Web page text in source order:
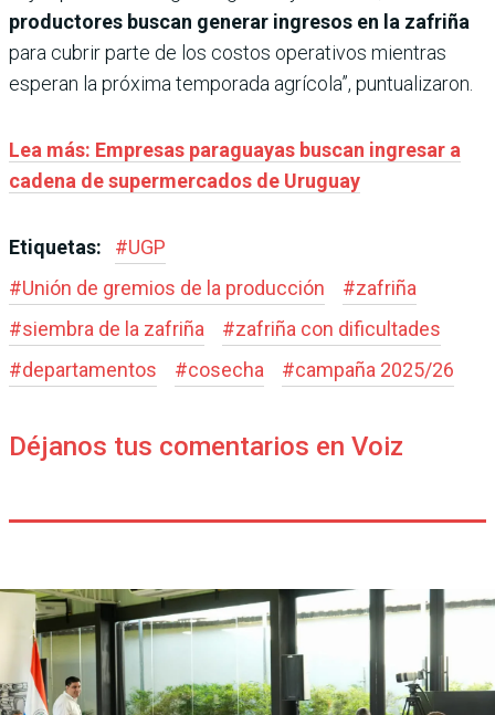
productores buscan generar ingresos en la zafriña
para cubrir parte de los costos operativos mientras
esperan la próxima temporada agrícola”, puntualizaron.
Lea más: Empresas paraguayas buscan ingresar a
cadena de supermercados de Uruguay
Etiquetas: #UGP
#Unión de gremios de la producción #zafriña
#siembra de la zafriña #zafriña con dificultades
#departamentos #cosecha #campaña 2025/26
Déjanos tus comentarios en Voiz